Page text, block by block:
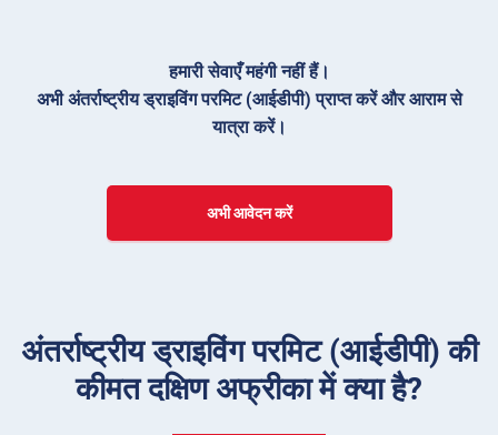
हमारी सेवाएँ महंगी नहीं हैं।
अभी अंतर्राष्ट्रीय ड्राइविंग परमिट (आईडीपी) प्राप्त करें और आराम से
यात्रा करें।
अभी आवेदन करें
अंतर्राष्ट्रीय ड्राइविंग परमिट (आईडीपी) की
कीमत दक्षिण अफ्रीका में क्या है?